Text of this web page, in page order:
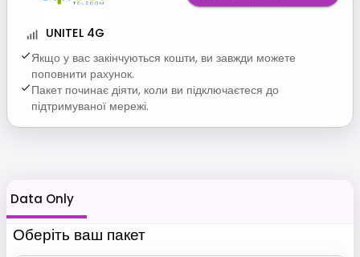
UNITEL 4G
Якщо у вас закінчуються кошти, ви завжди можете
поповнити рахунок.
Пакет починає діяти, коли ви підключаєтеся до
підтримуваної мережі.
Data Only
Оберіть ваш пакет